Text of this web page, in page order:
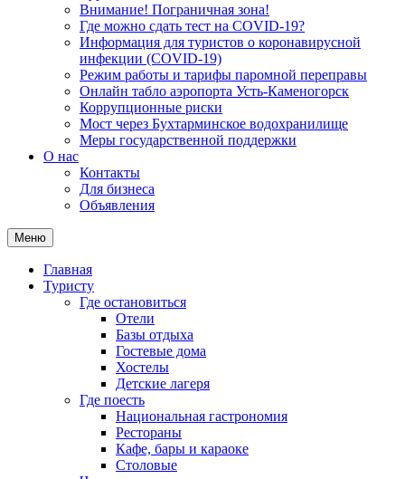
Внимание! Пограничная зона!
Где можно сдать тест на COVID-19?
Информация для туристов о коронавирусной
инфекции (COVID-19)
Режим работы и тарифы паромной переправы
Онлайн табло аэропорта Усть-Каменогорск
Коррупционные риски
Мост через Бухтарминское водохранилище
Меры государственной поддержки
О нас
Контакты
Для бизнеса
Объявления
Меню
Главная
Туристу
Где остановиться
Отели
Базы отдыха
Гостевые дома
Хостелы
Детские лагеря
Где поесть
Национальная гастрономия
Рестораны
Кафе, бары и караоке
Столовые